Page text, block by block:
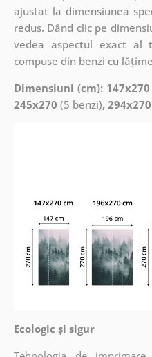
ajustat la dimensiunea
redus. Dând clic pe
vedea aspectul exact al
compuse din benzi cu
Dimensiuni (cm): 147x270
245x270 (5 benzi), 294x270
Ecologic și sigur